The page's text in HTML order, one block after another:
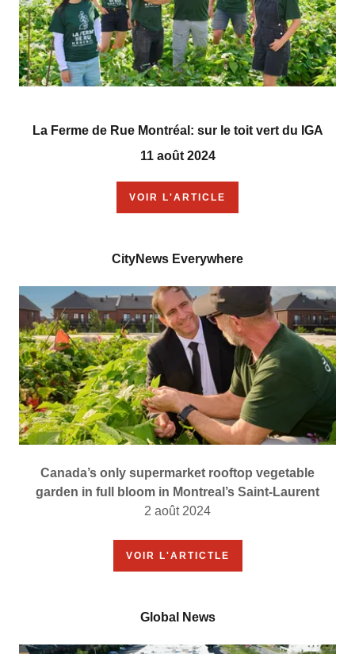
La Ferme de Rue Montréal: sur le toit vert du IGA
11 août 2024
VOIR L'ARTICLE
CityNews Everywhere
Canada’s only supermarket rooftop vegetable
garden in full bloom in Montreal’s Saint-Laurent
2 août 2024
VOIR L'ARTICTLE
Global News